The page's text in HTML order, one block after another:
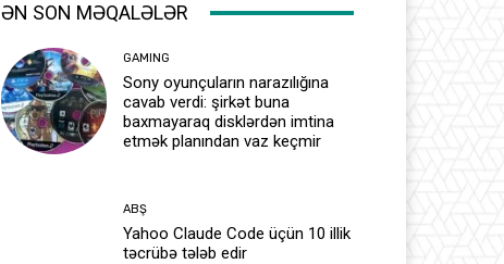
ƏN SON MƏQALƏLƏR
GAMING
Sony oyunçuların narazılığına
cavab verdi: şirkət buna
baxmayaraq disklərdən imtina
etmək planından vaz keçmir
ABŞ
Yahoo Claude Code üçün 10 illik
təcrübə tələb edir